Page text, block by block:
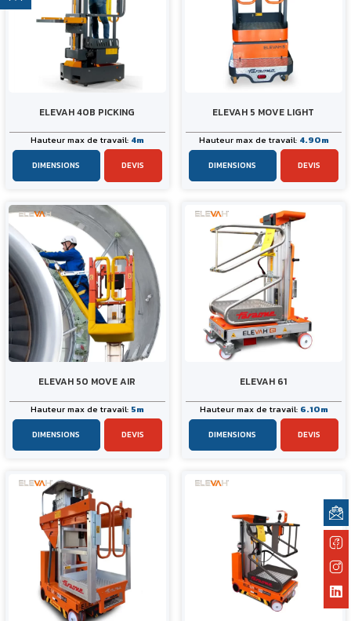
ELEVAH 40B PICKING
DIMENSIONS DEVIS
Hauteur max de travail: 4m
ELEVAH 5 MOVE LIGHT
DIMENSIONS DEVIS
Hauteur max de travail: 4.90m
ELEVAH 50 MOVE AIR
DIMENSIONS DEVIS
Hauteur max de travail: 5m
ELEVAH 61
DIMENSIONS DEVIS
Hauteur max de travail: 6.10m